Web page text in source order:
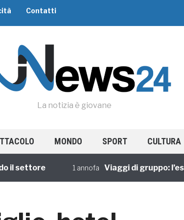
Contatti
La notizia è giovane
MONDO SPORT CULTURA
1 annofa Viaggi di gruppo: